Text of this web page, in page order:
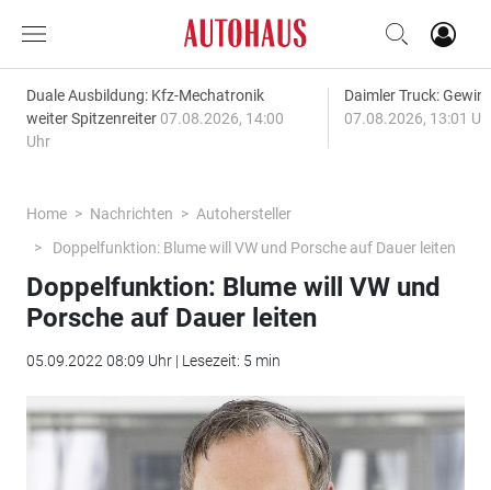
Duale Ausbildung: Kfz-Mechatronik
weiter Spitzenreiter 07.08.2026, 14:00
Uhr
Daimler Truck:
07.08.2026, 13:01
Home Nachrichten
Autohersteller
Doppelfunktion: Blume will VW und Porsche auf Dauer leiten
Doppelfunktion: Blume will VW und
Porsche auf Dauer leiten
05.09.2022 08:09 Uhr | Lesezeit: 5 min